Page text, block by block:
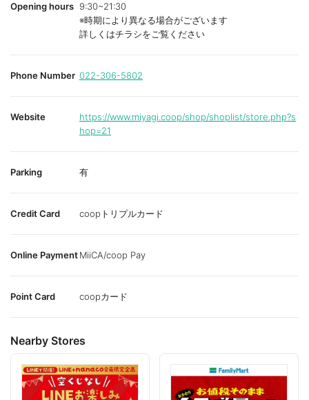
Opening hours 9:30~21:30
※時期により異なる場合がございます
詳しくはチラシをご覧ください
Phone Number 022-306-5802
Website
https://www.miyagi.coop/shop/shoplist/store.php?s
hop=21
Parking 有
Credit Card coopトリプルカード
Online PaymentMiiCA/coop Pay
Point Card coopカード
Nearby Stores